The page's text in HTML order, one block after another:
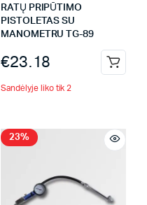
RATŲ PRIPŪTIMO
PISTOLETAS SU
MANOMETRU TG-89
€23.18
Sandėlyje liko tik 2
23%